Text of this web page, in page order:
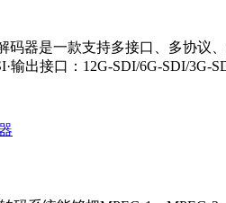
码器是一款支持多接口、多协
输出接口：12G-SDI/6G-SDI/3G-